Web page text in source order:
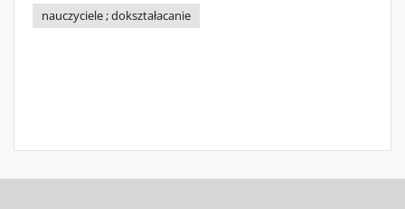
nauczyciele ; dokształacanie